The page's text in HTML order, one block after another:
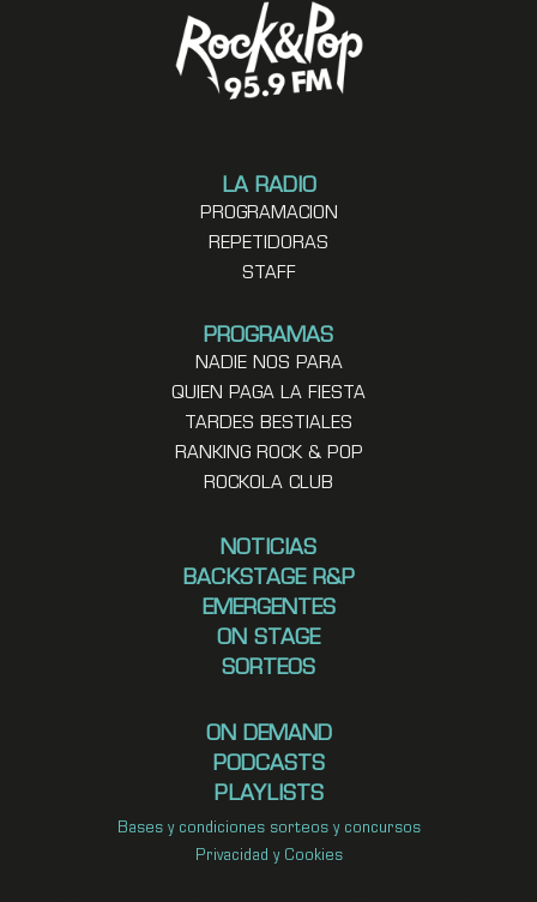
LA RADIO
PROGRAMACION
REPETIDORAS
STAFF
PROGRAMAS
NADIE NOS PARA
QUIEN PAGA LA FIESTA
TARDES BESTIALES
RANKING ROCK & POP
ROCKOLA CLUB
NOTICIAS
BACKSTAGE R&P
EMERGENTES
ON STAGE
SORTEOS
ON DEMAND
PODCASTS
PLAYLISTS
Bases y condiciones sorteos y concursos
Privacidad y Cookies